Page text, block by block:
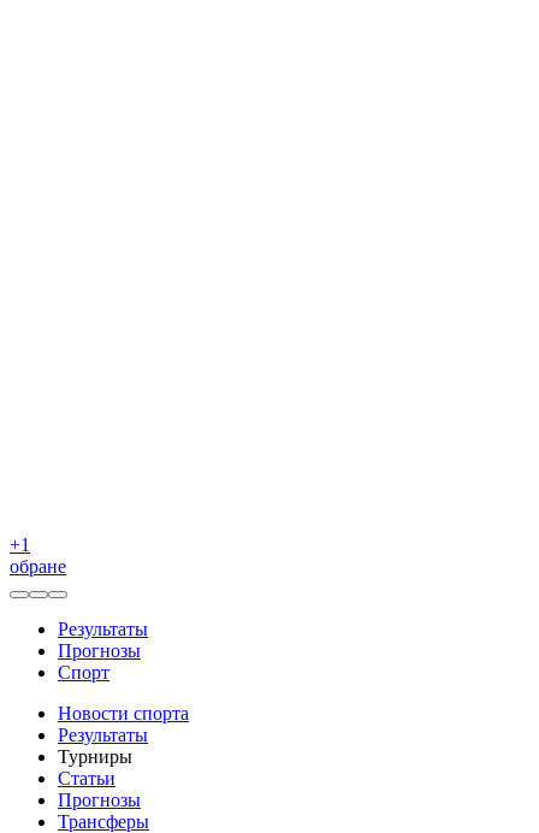
+1
обране
Результаты
Прогнозы
Спорт
Новости спорта
Результаты
Турниры
Статьи
Прогнозы
Трансферы